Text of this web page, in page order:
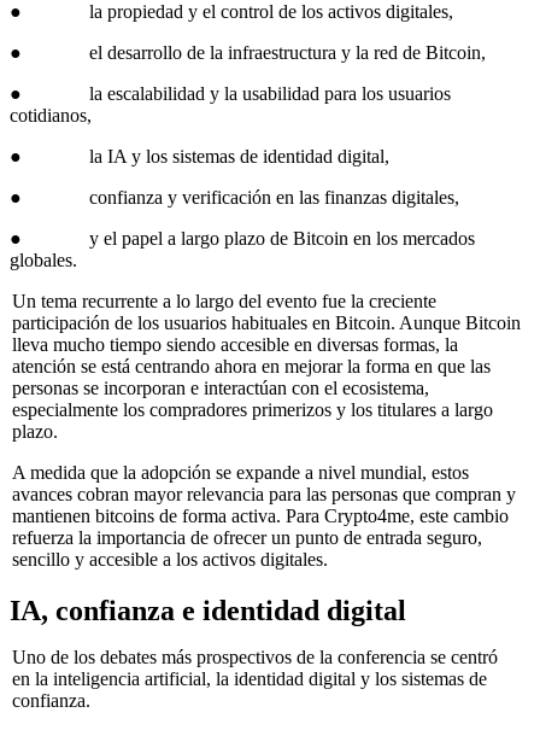
● la propiedad y el control de los activos digitales,
● el desarrollo de la infraestructura y la red de Bitcoin,
● la escalabilidad y la usabilidad para los usuarios
cotidianos,
● la IA y los sistemas de identidad digital,
● confianza y verificación en las finanzas digitales,
● y el papel a largo plazo de Bitcoin en los mercados
globales.
Un tema recurrente a lo largo del evento fue la creciente
participación de los usuarios habituales en Bitcoin. Aunque Bitcoin
lleva mucho tiempo siendo accesible en diversas formas, la
atención se está centrando ahora en mejorar la forma en que las
personas se incorporan e interactúan con el ecosistema,
especialmente los compradores primerizos y los titulares a largo
plazo.
A medida que la adopción se expande a nivel mundial, estos
avances cobran mayor relevancia para las personas que compran y
mantienen bitcoins de forma activa. Para Crypto4me, este cambio
refuerza la importancia de ofrecer un punto de entrada seguro,
sencillo y accesible a los activos digitales.
IA, confianza e identidad digital
Uno de los debates más prospectivos de la conferencia se centró
en la inteligencia artificial, la identidad digital y los sistemas de
confianza.